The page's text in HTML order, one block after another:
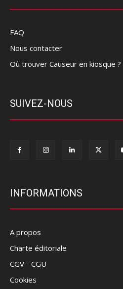
FAQ
Nous contacter
Où trouver Causeur en kiosque ?
SUIVEZ-NOUS
INFORMATIONS
A propos
Charte éditoriale
CGV - CGU
Cookies